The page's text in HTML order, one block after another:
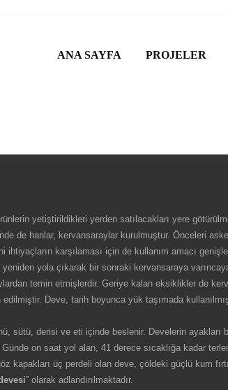
ANA SAYFA PROJELER
yetiştirildikleri yerden satılacakları yere
de hanlar, kervansaraylar kurulmuştur. Önceleri
karşılaması için de kullanım amacı
yola çıkarak bir sonraki kervansaraya
temin etmişlerdir. Geriye kalan eksiklikler de
Deve, tarih boyunca yük taşımada
sütü, derisi ve eti içinde beslenir. Develerin
Günde on saat yol alan, 41 derece sıcaklığa kadar
kapakları üç perdeli olan deve, çöldeki güçlü kum
” olarak adlandırılmaktadır.